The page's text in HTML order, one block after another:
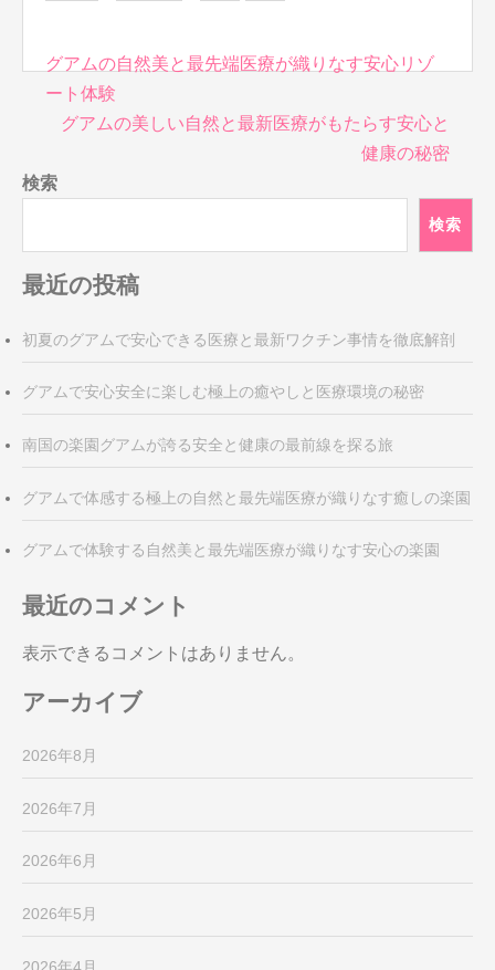
投
稿
ナ
ゲ
ー
ョ
ン
グアムの自然美と最先端医療が織りなす安心リゾ
ート体験
グアムの美しい自然と最新医療がもたらす安心と
健康の秘密
検索
検索
最近の投稿
初夏のグアムで安心できる医療と最新ワクチン事情を徹底解剖
グアムで安心安全に楽しむ極上の癒やしと医療環境の秘密
南国の楽園グアムが誇る安全と健康の最前線を探る旅
グアムで体感する極上の自然と最先端医療が織りなす癒しの楽園
グアムで体験する自然美と最先端医療が織りなす安心の楽園
最近のコメント
表示できるコメントはありません。
アーカイブ
2026年8月
2026年7月
2026年6月
2026年5月
2026年4月